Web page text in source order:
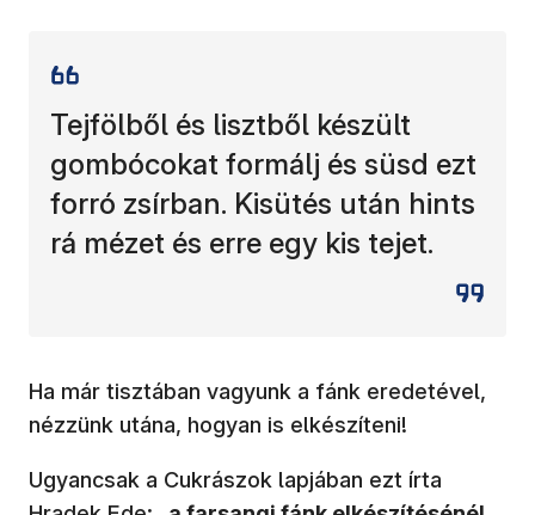
Tejfölből és lisztből készült
gombócokat formálj és süsd ezt
forró zsírban. Kisütés után hints
rá mézet és erre egy kis tejet.
Ha már tisztában vagyunk a fánk eredetével,
nézzünk utána, hogyan is elkészíteni!
Ugyancsak a Cukrászok lapjában ezt írta